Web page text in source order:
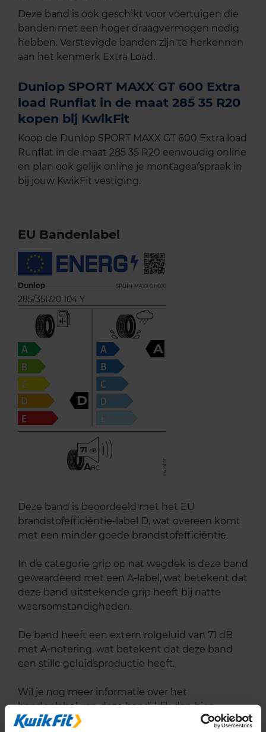
Deze band is ook geschikt voor voertuigen die
banden met een hoger draagvermogen nodig
hebben. Verstevigde banden zijn te herkennen
aan het kenmerk Extra Load.
Dunlop SPORT MAXX GT 600 Extra
load Runflat in de maat 285 35 R20
kopen bij KwikFit
Koop de Dunlop SPORT MAXX GT 600 Extra load
Runflat in de maat 285 35 R20 eenvoudig online
en plan ook gelijk online je montageafspraak in
bij jouw KwikFit vestiging.
EU Bandenlabel
Dunlop SPORT MAXX GT 600
285/35R20 104 Y
D
A
71
ABC
Deze band is beoordeeld met het EU
brandstofefficiëntie-label D, wat overeen komt
met een minder goede brandstofefficiëntie.
In de categorie grip op nat wegdek is deze band
gewaardeerd met een A-label, wat betekent dat
deze band uitstekende grip heeft bij natte
weersomstandigheden.
De band heeft een extern rolgeluid van 71 dB
met A-notering, wat betekent dat deze band
een stille geluidsproductie heeft.
Wil je nog meer informatie over het
bandenlabel van deze band, klik danhier